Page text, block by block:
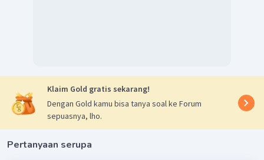
Klaim Gold gratis sekarang!
Dengan Gold kamu bisa tanya soal ke Forum
sepuasnya, lho.
Pertanyaan serupa